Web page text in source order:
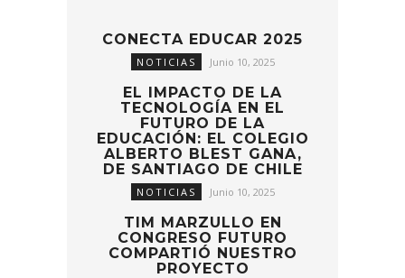
CONECTA EDUCAR 2025
NOTICIAS Junio 10, 2025
EL IMPACTO DE LA
TECNOLOGÍA EN EL
FUTURO DE LA
EDUCACIÓN: EL COLEGIO
ALBERTO BLEST GANA,
DE SANTIAGO DE CHILE
NOTICIAS Junio 10, 2025
TIM MARZULLO EN
CONGRESO FUTURO
COMPARTIÓ NUESTRO
PROYECTO